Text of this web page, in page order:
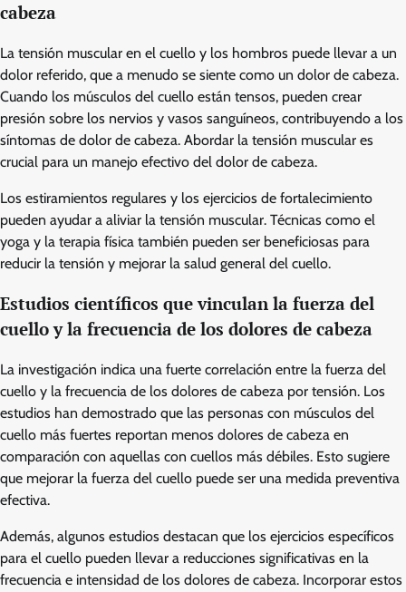
cabeza
La tensión muscular en el cuello y los hombros puede llevar a un
dolor referido, que a menudo se siente como un dolor de cabeza.
Cuando los músculos del cuello están tensos, pueden crear
presión sobre los nervios y vasos sanguíneos, contribuyendo a los
síntomas de dolor de cabeza. Abordar la tensión muscular es
crucial para un manejo efectivo del dolor de cabeza.
Los estiramientos regulares y los ejercicios de fortalecimiento
pueden ayudar a aliviar la tensión muscular. Técnicas como el
yoga y la terapia física también pueden ser beneficiosas para
reducir la tensión y mejorar la salud general del cuello.
Estudios científicos que vinculan la fuerza del
cuello y la frecuencia de los dolores de cabeza
La investigación indica una fuerte correlación entre la fuerza del
cuello y la frecuencia de los dolores de cabeza por tensión. Los
estudios han demostrado que las personas con músculos del
cuello más fuertes reportan menos dolores de cabeza en
comparación con aquellas con cuellos más débiles. Esto sugiere
que mejorar la fuerza del cuello puede ser una medida preventiva
efectiva.
Además, algunos estudios destacan que los ejercicios específicos
para el cuello pueden llevar a reducciones significativas en la
frecuencia e intensidad de los dolores de cabeza. Incorporar estos